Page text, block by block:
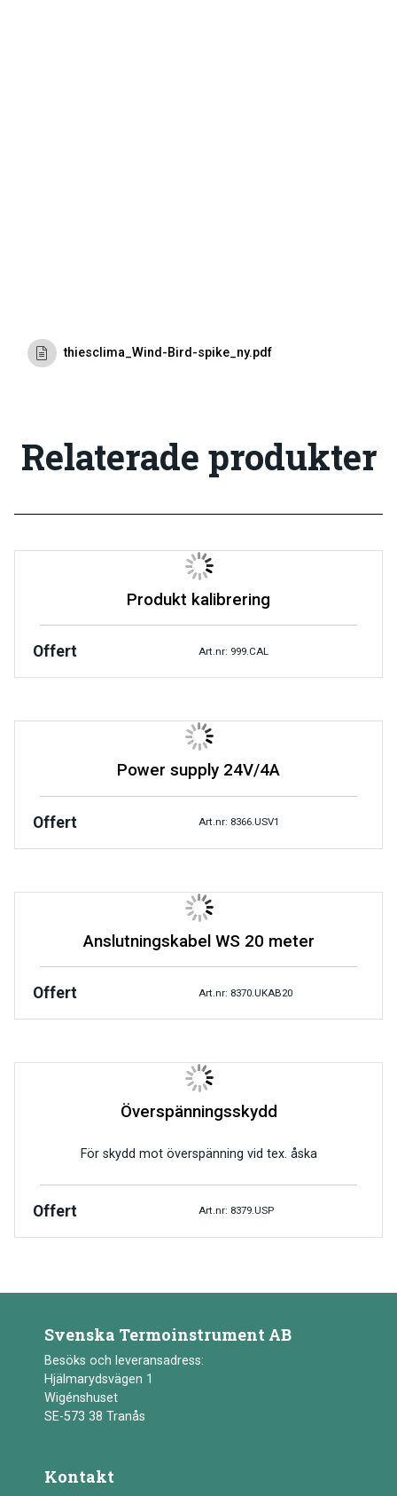
thiesclima_Wind-Bird-spike_ny.pdf
Relaterade produkter
Produkt kalibrering
Offert Art.nr: 999.CAL
Power supply 24V/4A
Offert Art.nr: 8366.USV1
Anslutningskabel WS 20 meter
Offert Art.nr: 8370.UKAB20
Överspänningsskydd
För skydd mot överspänning vid tex. åska
Offert Art.nr: 8379.USP
Svenska Termoinstrument AB
Besöks och leveransadress:
Hjälmarydsvägen 1
Wigénshuset
SE-573 38 Tranås
Kontakt